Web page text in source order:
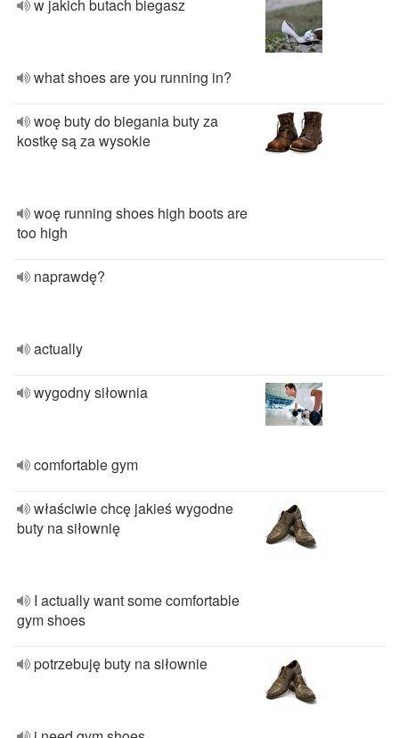
w jakich butach biegasz
what shoes are you running in?
woę buty do biegania buty za
kostkę są za wysokie
woę running shoes high boots are
too high
naprawdę?
actually
wygodny siłownia
comfortable gym
właściwie chcę jakieś wygodne
buty na siłownię
I actually want some comfortable
gym shoes
potrzebuję buty na siłownie